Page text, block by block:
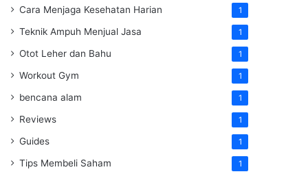
Cara Menjaga Kesehatan Harian 1
Teknik Ampuh Menjual Jasa 1
Otot Leher dan Bahu 1
Workout Gym 1
bencana alam 1
Reviews 1
Guides 1
Tips Membeli Saham 1